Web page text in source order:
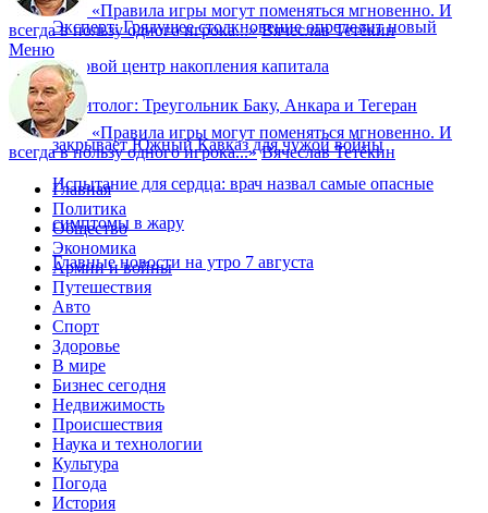
Эксперт: Грядущее столкновение определит новый
мировой центр накопления капитала
Политолог: Треугольник Баку, Анкара и Тегеран
закрывает Южный Кавказ для чужой войны
Испытание для сердца: врач назвал самые опасные
симптомы в жару
Главные новости на утро 7 августа
«Правила игры могут поменяться мгновенно. И
всегда в пользу одного игрока...» Вячеслав Тетёкин
Меню
«Правила игры могут поменяться мгновенно. И
всегда в пользу одного игрока...» Вячеслав Тетёкин
Главная
Политика
Общество
Экономика
Армии и войны
Путешествия
Авто
Спорт
Здоровье
В мире
Бизнес сегодня
Недвижимость
Происшествия
Наука и технологии
Культура
Погода
История